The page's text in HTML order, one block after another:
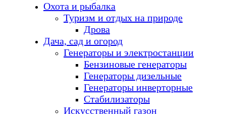
Охота и рыбалка
Туризм и отдых на природе
Дрова
Дача, сад и огород
Генераторы и электростанции
Бензиновые генераторы
Генераторы дизельные
Генераторы инверторные
Стабилизаторы
Искусственный газон